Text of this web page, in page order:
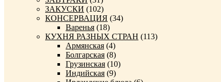
ЗАКУСКИ (102)
КОНСЕРВАЦИЯ (34)
Варенья (18)
КУХНЯ РАЗНЫХ СТРАН (113)
Армянская (4)
Болгарская (8)
Грузинская (10)
Индийская (9)